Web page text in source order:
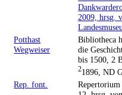
2009, hrsg.
Potthast
Wegweiser
Bibliotheca
die
bis 1500, 2
21896, ND
Rep. font.